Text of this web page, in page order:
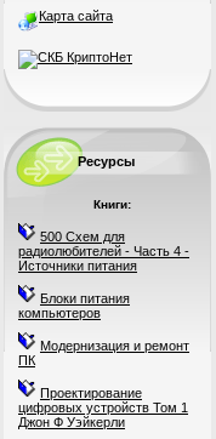
Карта сайта
Ресурсы
Книги:
500 Схем для
радиолюбителей - Часть 4 -
Источники питания
Блоки питания
компьютеров
Модернизация и ремонт
ПК
Проектирование
цифровых устройств Том 1
Джон Ф Уэйкерли